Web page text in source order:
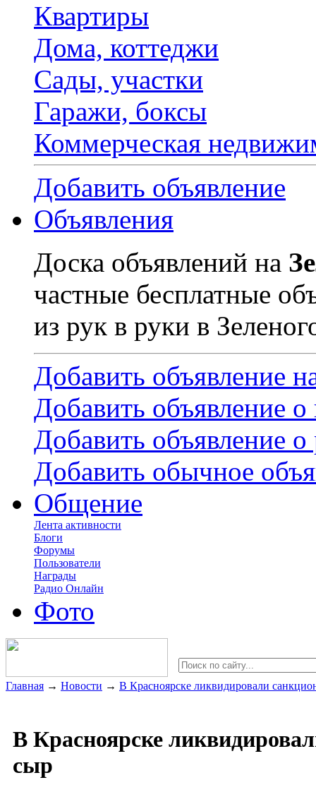
Квартиры
Дома, коттеджи
Сады, участки
Гаражи, боксы
Коммерческая
Добавить объявление
Объявления
Доска объявлений на
частные бесплатные
из рук в руки в
Добавить объявление
Добавить объявление
Добавить объявление о
Добавить обычное
Общение
Лента активности
Блоги
Форумы
Пользователи
Награды
Радио Онлайн
Фото
Главная → Новости → В Красноярске ликвидировали
В Красноярске
сыр